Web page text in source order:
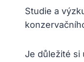
Studie a
Je důležité si